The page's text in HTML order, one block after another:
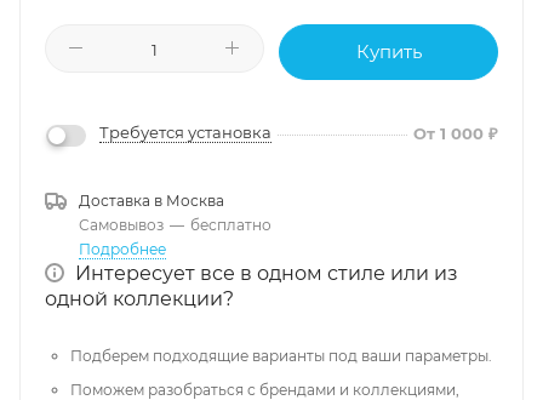
Купить
Требуется установка От 1 000 ₽
Доставка в Москва
Самовывоз — бесплатно
Подробнее
Интересует все в одном стиле или из
одной коллекции?
Подберем подходящие варианты под ваши параметры.
Поможем разобраться с брендами и коллекциями,